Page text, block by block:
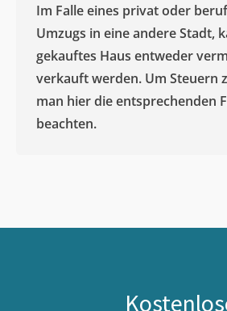
Im Falle eines privat oder
Umzugs in eine andere Stadt,
gekauftes Haus entweder
verkauft werden. Um Steuern
man hier die entsprechenden
beachten.